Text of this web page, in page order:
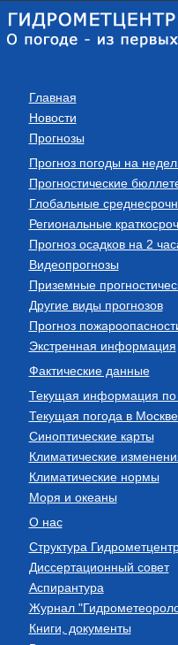
Главная
Новости
Прогнозы
Прогноз погоды на
Прогностические
Глобальные
Региональные
Прогноз осадков на 2
Видеопрогнозы
Приземные
Другие виды прогнозов
Прогноз
Экстренная информация
Фактические данные
Текущая информация по
Текущая погода в
Синоптические карты
Климатические
Климатические нормы
Моря и океаны
О нас
Структура
Диссертационный совет
Аспирантура
Журнал
Книги, документы